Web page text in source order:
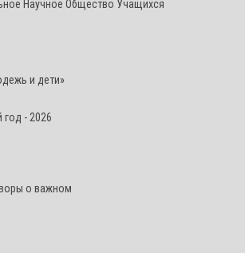
Научное Общество Учащихся
и дети»
год - 2026
о важном